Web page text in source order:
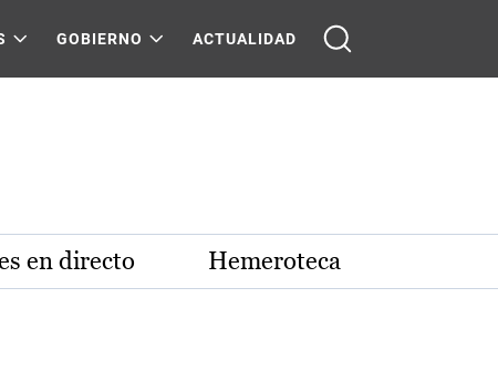
GOBIERNO ACTUALIDAD
en directo Hemeroteca